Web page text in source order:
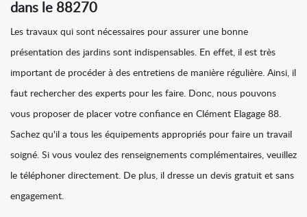
dans le 88270
Les travaux qui sont nécessaires pour assurer une bonne
présentation des jardins sont indispensables. En effet, il est très
important de procéder à des entretiens de manière régulière. Ainsi, il
faut rechercher des experts pour les faire. Donc, nous pouvons
vous proposer de placer votre confiance en Clément Elagage 88.
Sachez qu'il a tous les équipements appropriés pour faire un travail
soigné. Si vous voulez des renseignements complémentaires, veuillez
le téléphoner directement. De plus, il dresse un devis gratuit et sans
engagement.